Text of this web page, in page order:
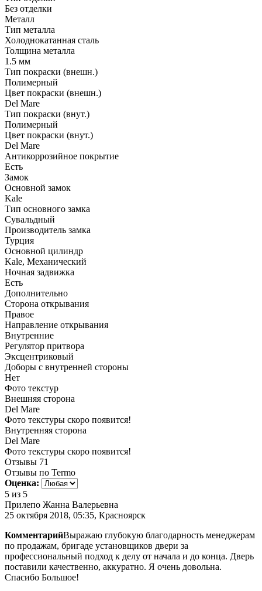
Без отделки
Металл
Тип металла
Холоднокатанная сталь
Толщина металла
1.5 мм
Тип покраски (внешн.)
Полимерный
Цвет покраски (внешн.)
Del Mare
Тип покраски (внут.)
Полимерный
Цвет покраски (внут.)
Del Mare
Антикоррозийное покрытие
Есть
Замок
Основной замок
Kale
Тип основного замка
Сувальдный
Производитель замка
Турция
Основной цилиндр
Kale, Механический
Ночная задвижка
Есть
Дополнительно
Сторона открывания
Правое
Направление открывания
Внутренние
Регулятор притвора
Эксцентриковый
Доборы с внутренней стороны
Нет
Фото текстур
Внешняя сторона
Del Mare
Фото текстуры скоро появится!
Внутренняя сторона
Del Mare
Фото текстуры скоро появится!
Отзывы 71
Отзывы по Termo
Оценка:
5 из 5
Прилепо Жанна Валерьевна
25 октября 2018, 05:35, Красноярск
КомментарийВыражаю глубокую благодарность менеджерам
по продажам, бригаде установщиков двери за
профессиональный подход к делу от начала и до конца. Дверь
поставили качественно, аккуратно. Я очень довольна.
Спасибо Большое!